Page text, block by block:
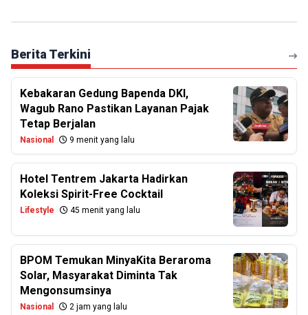
Berita Terkini
Kebakaran Gedung Bapenda DKI,
Wagub Rano Pastikan Layanan Pajak
Tetap Berjalan
Nasional 9 menit yang lalu
Hotel Tentrem Jakarta Hadirkan
Koleksi Spirit-Free Cocktail
Lifestyle 45 menit yang lalu
BPOM Temukan MinyaKita Beraroma
Solar, Masyarakat Diminta Tak
Mengonsumsinya
Nasional 2 jam yang lalu